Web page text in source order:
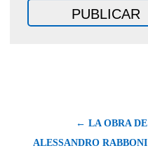
← LA OBRA DE
ALESSANDRO RABBONI